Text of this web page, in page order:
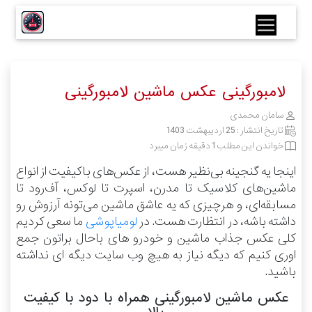
لامبورگینی عکس ماشین لامبورگینی
سامان محمدی
تاریخ انتشار : 25 اردیبهشت 1403
خواندن این مطلب 1 دقیقه زمان میبرد
اینجا یه گنجینه بی‌نظیر هست، از عکس‌های باکیفیت از انواع
ماشین‌های کلاسیک تا مدرن، اسپرت تا لوکس، آف‌رود تا
مسابقه‌ای، و هرچیزی که یه عاشق ماشین می‌تونه آرزوش رو
داشته باشه، در انتظارت هست.در لومیاپوشی ما سعی کردیم
کلی عکس جذاب ماشین و خودرو های باحال براتون جمع
اوری کنیم که دیگه نیاز به هیچ وب سایت دیگه ای نداشته
باشید.
عکس ماشین لامبورگینی همراه با دود با کیفیت